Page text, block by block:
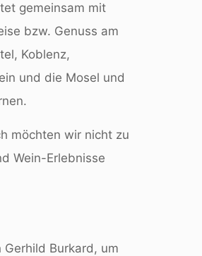
gemeinsam mit
bzw. Genuss am
Koblenz,
und die Mosel und
möchten wir nicht zu
Wein-Erlebnisse
Burkard, um